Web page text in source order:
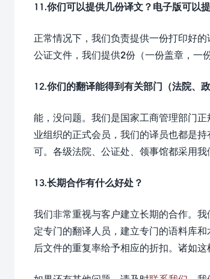
11.你们可以提供几份译文？电子版可以
正常情况下，我们负责提供一份打印好
公证文件，我们提供2份（一份盖章，一
12.你们的翻译能得到有关部门（法院、
能，没问题。我们是国家工商管理部门
业组织的正式会员，我们的译员也都是
可。各级法院、公证处、领事馆都采用我
13.长期合作有什么好处？
我们非常重视与客户建立长期的合作。
定专门的翻译人员，建立专门的语料库
后文件的重复率给予相应的折扣。诸如